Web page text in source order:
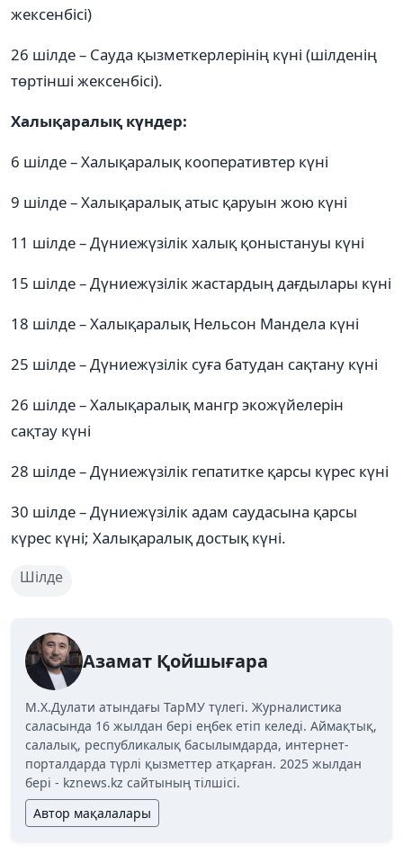
жексенбісі)
26 шілде – Сауда қызметкерлерінің күні (шілденің
төртінші жексенбісі).
Халықаралық күндер:
6 шілде – Халықаралық кооперативтер күні
9 шілде – Халықаралық атыс қаруын жою күні
11 шілде – Дүниежүзілік халық қоныстануы күні
15 шілде – Дүниежүзілік жастардың дағдылары күні
18 шілде – Халықаралық Нельсон Мандела күні
25 шілде – Дүниежүзілік суға батудан сақтану күні
26 шілде – Халықаралық мангр экожүйелерін
сақтау күні
28 шілде – Дүниежүзілік гепатитке қарсы күрес күні
30 шілде – Дүниежүзілік адам саудасына қарсы
күрес күні; Халықаралық достық күні.
Шілде
Азамат Қойшығара
М.Х.Дулати атындағы ТарМУ түлегі. Журналистика
саласында 16 жылдан бері еңбек етіп келеді. Аймақтық,
салалық, республикалық басылымдарда, интернет-
порталдарда түрлі қызметтер атқарған. 2025 жылдан
бері - kznews.kz сайтының тілшісі.
Автор мақалалары